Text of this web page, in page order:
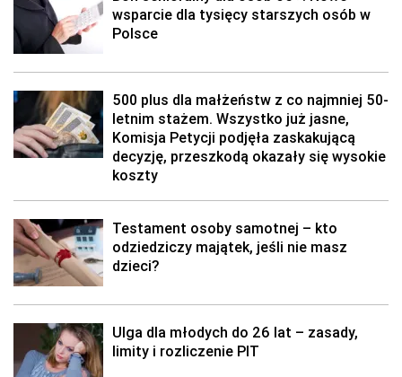
wsparcie dla tysięcy starszych osób w
Polsce
500 plus dla małżeństw z co najmniej 50-
letnim stażem. Wszystko już jasne,
Komisja Petycji podjęła zaskakującą
decyzję, przeszkodą okazały się wysokie
koszty
Testament osoby samotnej – kto
odziedziczy majątek, jeśli nie masz
dzieci?
Ulga dla młodych do 26 lat – zasady,
limity i rozliczenie PIT